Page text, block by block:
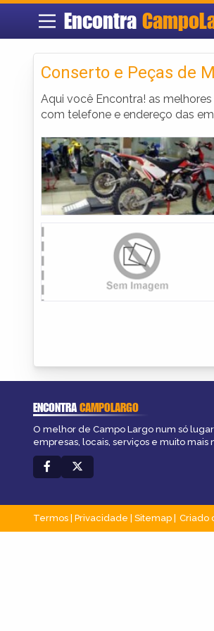
Encontra
Conserto e Peças de
Aqui você Encontra! as
com telefone e endereço das
ENCONTRACAMPOLARGO
O melhor de Campo Largo num só
empresas, locais, serviços e muito mais
Termos Privacidade Sitemap Criado